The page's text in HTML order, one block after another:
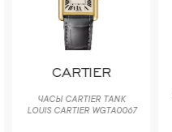
CARTIER
ЧАСЫ CARTIER TANK
LOUIS CARTIER WGTA0067